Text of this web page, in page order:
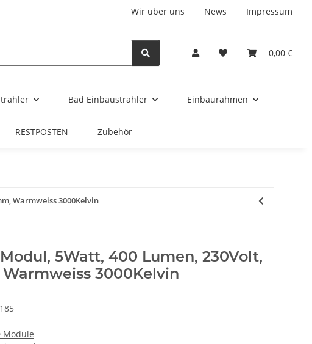
Wir über uns News Impressum
0,00 €
Bad Einbaustrahler Einbaurahmen
RESTPOSTEN Zubehör
Warmweiss 3000Kelvin
5Watt, 400 Lumen, 230Volt,
3000Kelvin
Module